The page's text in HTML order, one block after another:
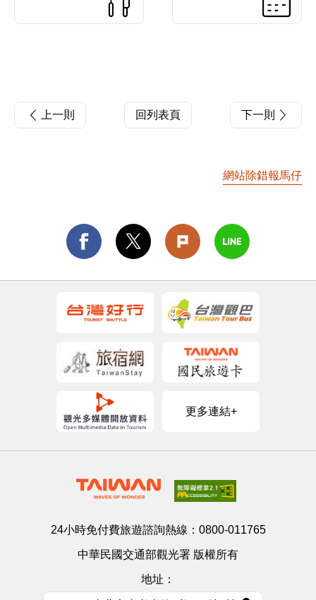
上一則 回列表頁 下一則
網站除錯報馬仔
更多連結+
24小時免付費旅遊諮詢熱線： 0800-011765
中華民國交通部觀光署 版權所有
地址：